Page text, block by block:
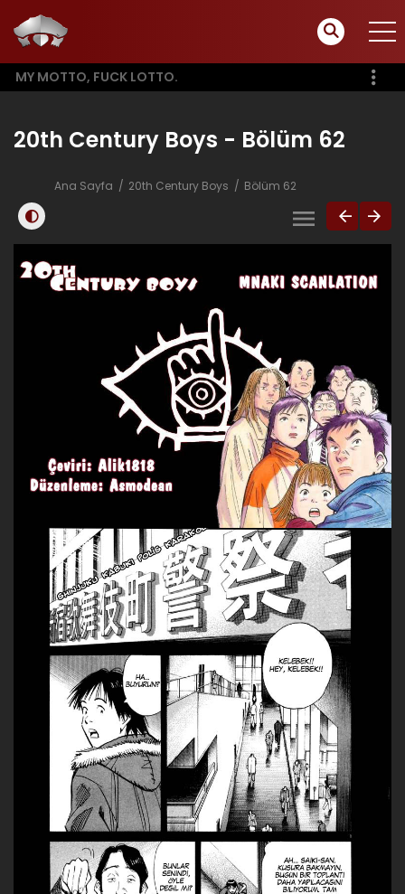
MY MOTTO, FUCK LOTTO.
20th Century Boys - Bölüm 62
Ana Sayfa 20th Century Boys Bölüm 62